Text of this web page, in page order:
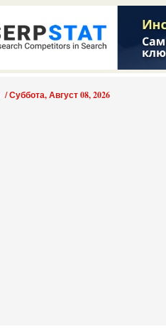
/Суббота, Август 08, 2026